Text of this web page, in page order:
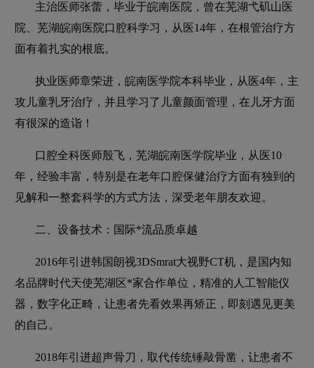
主治医师张蕾，毕业于皖南医院，曾在芜湖弋矶山医
院、芜湖皖南医院口腔科学习，从医14年，在根管治疗方
面有着扎实的根底。
执业医师章荣进，皖南医学院本科毕业，从医4年，主
攻儿童乳牙治疗，并且学习了儿童颜面管理，在儿牙方面
有很深的造诣！
口腔全科医师殷飞，芜湖皖南医学院毕业，从医10
年，经验丰富，特别是在老年口腔保健治疗方面有独到的
见解和一整套科学的方式方法，深受老年朋友欢迎。
二、设备技术：国际*流品质卓越
2016年引进韩国朗视3DSmrat大视野CT机，是国内知
名品牌时代天使芜湖区*家合作单位，精准的人工智能仪
器，数字化正畸，让患者先看效果再矫正，即刻遇见更美
的自己。
2018年引进超声骨刀，取代传统锤敲骨凿，让患者不